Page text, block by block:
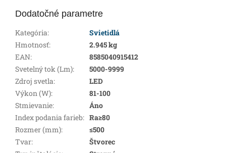
Dodatočné parametre
Kategória:
Svietidlá
Hmotnosť:
2.945 kg
EAN:
8585040915412
Svetelný tok (Lm):
5000-9999
Zdroj svetla:
LED
Výkon (W):
81-100
Stmievanie:
Áno
Index podania farieb: Ra≥80
Rozmer (mm):
≤500
Tvar:
Štvorec